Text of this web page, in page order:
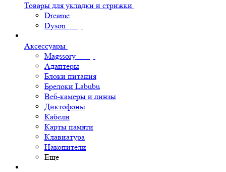
Товары для укладки и стрижки
Dreame
Dyson
Аксессуары
Magssory
Адаптеры
Блоки питания
Брелоки Labubu
Веб-камеры и линзы
Диктофоны
Кабели
Карты памяти
Клавиатура
Накопители
Еще